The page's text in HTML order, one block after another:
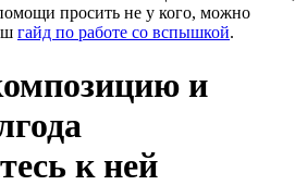
просить не у кого, можно
гайд по работе со вспышкой.
и
к ней